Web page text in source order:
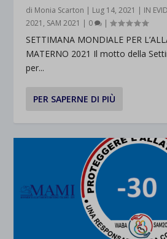
di Monia Scarton | Lug 14, 2021 | IN
2021 , SAM 2021 | 0 |
SETTIMANA MONDIALE PER
MATERNO 2021 Il motto della
per...
PER SAPERNE DI PIÙ